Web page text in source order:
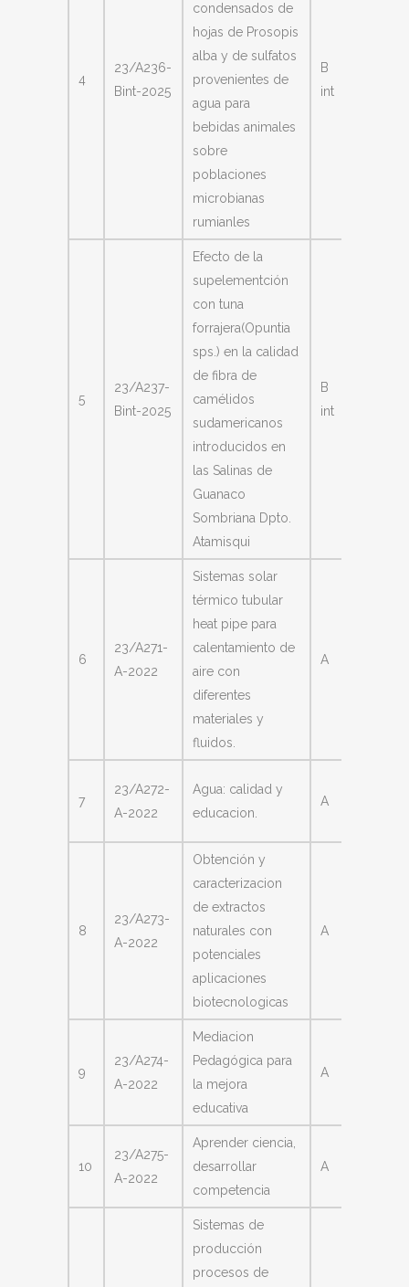
4
23/A236-
Bint-2025
condensados de
hojas de Prosopis
alba y de sulfatos
provenientes de
agua para
bebidas animales
sobre
poblaciones
microbianas
rumianles
B
int
5
23/A237-
Bint-2025
Efecto de la
supelementción
con tuna
forrajera(Opuntia
sps.) en la calidad
de fibra de
camélidos
sudamericanos
introducidos en
las Salinas de
Guanaco
Sombriana Dpto.
Atamisqui
B
int
6
23/A271-
A-2022
Sistemas solar
térmico tubular
heat pipe para
calentamiento de
aire con
diferentes
materiales y
fluidos.
A
7
23/A272-
A-2022
Agua: calidad y
educacion.
A
8
23/A273-
A-2022
Obtención y
caracterizacion
de extractos
naturales con
potenciales
aplicaciones
biotecnologicas
A
9
23/A274-
A-2022
Mediacion
Pedagógica para
la mejora
educativa
A
10
23/A275-
A-2022
Aprender ciencia,
desarrollar
competencia
A
Sistemas de
producción
procesos de